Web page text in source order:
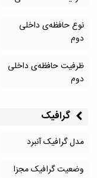
نوع حافظه‌ی داخلی
دوم
ظرفیت حافظه‌ی داخلی
دوم
گرافیک
مدل گرافیک آنبرد
وضعیت گرافیک مجزا